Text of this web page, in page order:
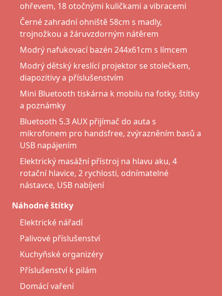
ohřevem, 18 otočnými kuličkami a vibracemi
Černé zahradní ohniště 58cm s madly,
trojnožkou a žáruvzdorným nátěrem
Modrý nafukovací bazén 244x61cm s límcem
Modrý dětský kreslící projektor se stolečkem,
diapozitivy a příslušenstvím
Mini Bluetooth tiskárna k mobilu na fotky, štítky
a poznámky
Bluetooth 5.3 AUX přijímač do auta s
mikrofonem pro handsfree, zvýrazněním basů a
USB napájením
Elektrický masážní přístroj na hlavu aku, 4
rotační hlavice, 2 rychlosti, odnímatelné
nástavce, USB nabíjení
Náhodné štítky
Elektrické nářadí
Palivové příslušenství
Kuchyňské organizéry
Příslušenství k pilám
Domácí vaření